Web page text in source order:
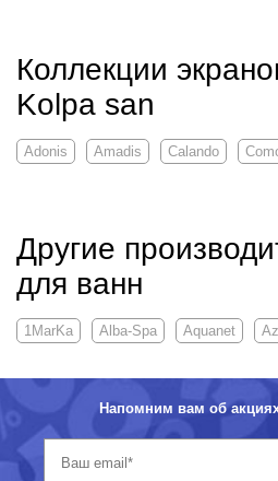
Коллекции
Kolpa san
Adonis Amadis Calando
Другие
для ванн
1MarKa Alba-Spa Aquanet
Напомним вам об